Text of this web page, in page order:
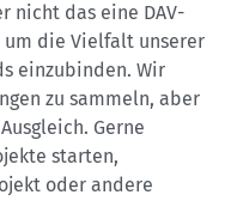
nicht das eine DAV-
die Vielfalt unserer
einzubinden. Wir
zu sammeln, aber
Gerne
starten,
oder andere